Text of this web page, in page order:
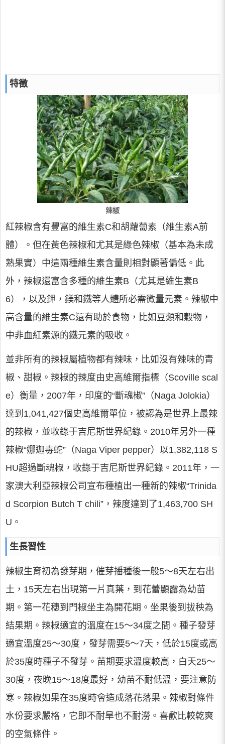
特徵
辣椒
紅辣椒含有豐富的維生素C和胡蘿蔔素（維生素A前
體）。但在黃色辣椒和尤其是綠色辣椒（基本為未成
熟果實）中這兩種維生素含量則相對顯著偏低。此
外，辣椒還富含多種的維生素B（尤其是維生素B
6），以及鉀，鎂和鐵等人體所必需微量元素。辣椒中
高含量的維生素C還有助於食物，比如豆類和穀物，
中非血紅素源的鐵元素的吸收。
並非所有的辣椒屬植物都有辣味，比如沒有辣味的青
椒、甜椒。辣椒的辣度由史高維爾指標（Scoville scal
e）衡量，2007年，印度的“斷魂椒”（Naga Jolokia）
達到1,041,427個史高維爾單位，被認為是世界上最辣
的辣椒，並收錄于吉尼斯世界紀錄。2010年另外一種
辣椒“娜迦毒蛇”（Naga Viper pepper）以1,382,118 S
HU超過斷魂椒，收錄于吉尼斯世界紀錄。2011年，一
家澳大利亞辣椒公司宣布種植出一種新的辣椒“Trinida
d Scorpion Butch T chili”，辣度達到了1,463,700 SH
U。
生長習性
辣椒生育初為發芽期，催芽播種後一般5～8天左右出
土，15天左右出現第一片真葉，到花蕾顯露為幼苗
期。第一花穗到門椒坐主為開花期。坐果後到拔秧為
結果期。辣椒適宜的溫度在15～34度之間。種子發芽
適宜溫度25～30度，發芽需要5～7天，低於15度或高
於35度時種子不發芽。苗期要求溫度較高，白天25～
30度，夜晚15～18度最好，幼苗不耐低溫，要注意防
寒。辣椒如果在35度時會造成落花落果。辣椒對條件
水份要求嚴格，它即不耐旱也不耐澇。喜歡比較乾爽
的空氣條件。